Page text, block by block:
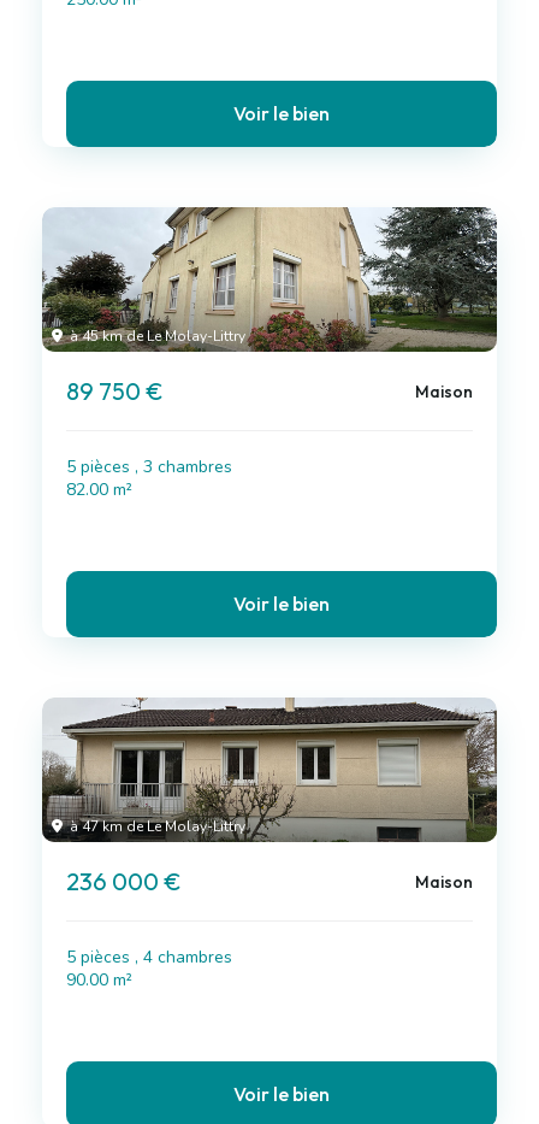
Voir le bien
à 45 km de Le Molay-Littry
89 750 € Maison
5 pièces , 3 chambres
82.00 m²
Voir le bien
à 47 km de Le Molay-Littry
236 000 € Maison
5 pièces , 4 chambres
90.00 m²
Voir le bien